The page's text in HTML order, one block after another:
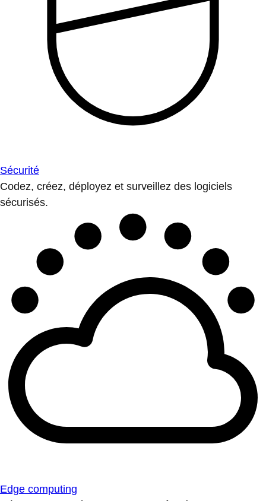
Sécurité
Codez, créez, déployez et surveillez des logiciels
sécurisés.
Edge computing